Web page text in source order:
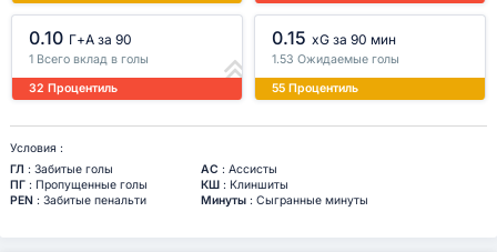
0.10 Г+A за 90
1 Всего вклад в голы
32 Процентиль
0.15 xG за 90 мин
1.53 Ожидаемые голы
55 Процентиль
Условия :
ГЛ : Забитые голы АС : Ассисты
ПГ: Пропущенные голы КШ: Клиншиты
PEN: Забитые пенальти Минуты: Сыгранные минуты